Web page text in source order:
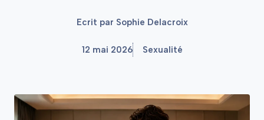
Ecrit par Sophie Delacroix
12 mai 2026 Sexualité